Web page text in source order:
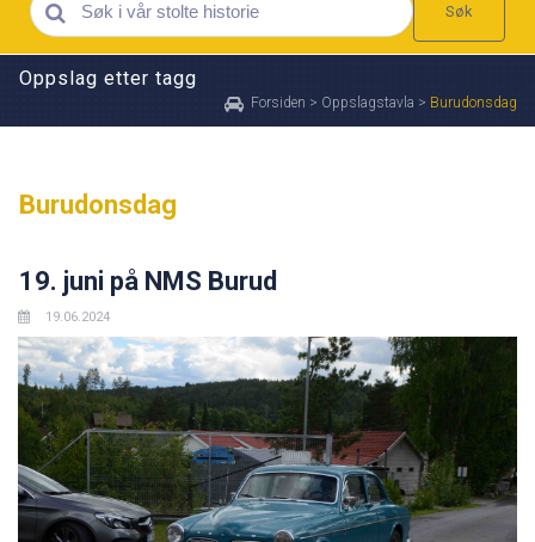
Søk
Oppslag etter tagg
Forsiden > Oppslagstavla > Burudonsdag
Burudonsdag
19. juni på NMS Burud
19.06.2024